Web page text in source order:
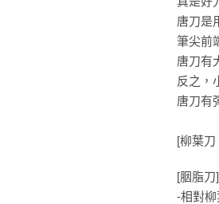
唐刀是
筆尖前
唐刀有
反之，
唐刀有
[柳葉
[胭脂
-相對